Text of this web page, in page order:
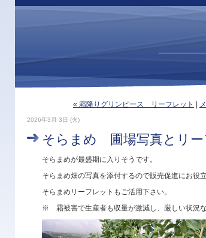
« 霜降りグリンピース リーフレット
2026年3月 3日 (火)
そらまめ 圃場写真とリー
そらまめが最盛期に入りそうです。
そらまめ畑の写真を添付するので販売促進にお役立
そらまめリーフレットもご活用下さい。
※ 霜被害で生産者も収量が激減し、厳しい状況